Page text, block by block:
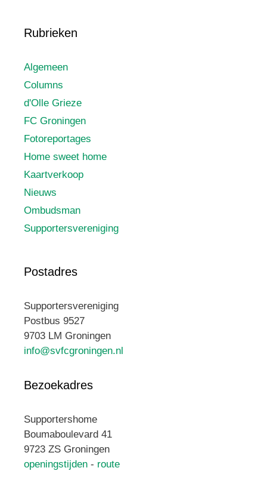
Rubrieken
Algemeen
Columns
d'Olle Grieze
FC Groningen
Fotoreportages
Home sweet home
Kaartverkoop
Nieuws
Ombudsman
Supportersvereniging
Postadres
Supportersvereniging
Postbus 9527
9703 LM Groningen
info@svfcgroningen.nl
Bezoekadres
Supportershome
Boumaboulevard 41
9723 ZS Groningen
openingstijden - route